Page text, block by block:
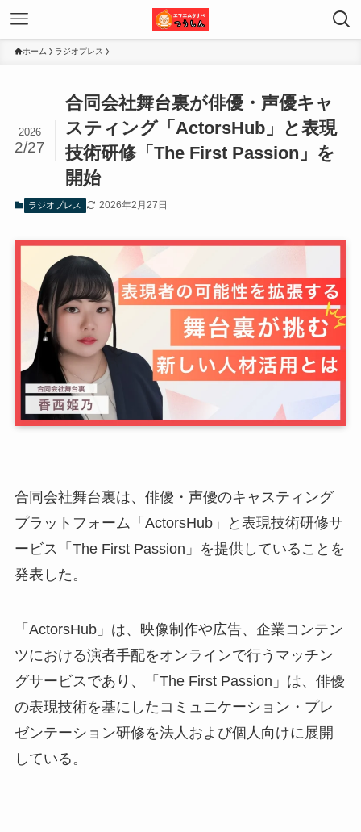
ホーム ラジオプレス
合同会社舞台裏が俳優・声優キャ
スティング「ActorsHub」と表現
技術研修「The First Passion」を
開始
2026
2/27
ラジオプレス 2026年2月27日
合同会社舞台裏は、俳優・声優のキャスティング
プラットフォーム「ActorsHub」と表現技術研修サ
ービス「The First Passion」を提供していることを
発表した。
「ActorsHub」は、映像制作や広告、企業コンテン
ツにおける演者手配をオンラインで行うマッチン
グサービスであり、「The First Passion」は、俳優
の表現技術を基にしたコミュニケーション・プレ
ゼンテーション研修を法人および個人向けに展開
している。